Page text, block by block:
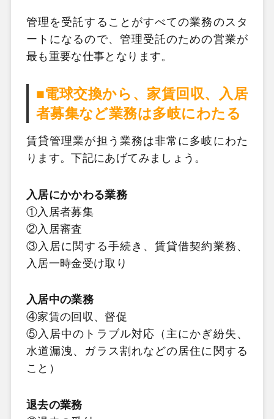
管理を受託することがすべての業務のスタ
ートになるので、管理受託のための営業が
最も重要な仕事となります。
■電球交換から、家賃回収、入居
者募集など業務は多岐にわたる
賃貸管理業が担う業務は非常に多岐にわた
ります。下記にあげてみましょう。
入居にかかわる業務
①入居者募集
②入居審査
③入居に関する手続き、賃貸借契約業務、
入居一時金受け取り
入居中の業務
④家賃の回収、督促
⑤入居中のトラブル対応（主にかぎ紛失、
水道漏洩、ガラス割れなどの居住に関する
こと）
退去の業務